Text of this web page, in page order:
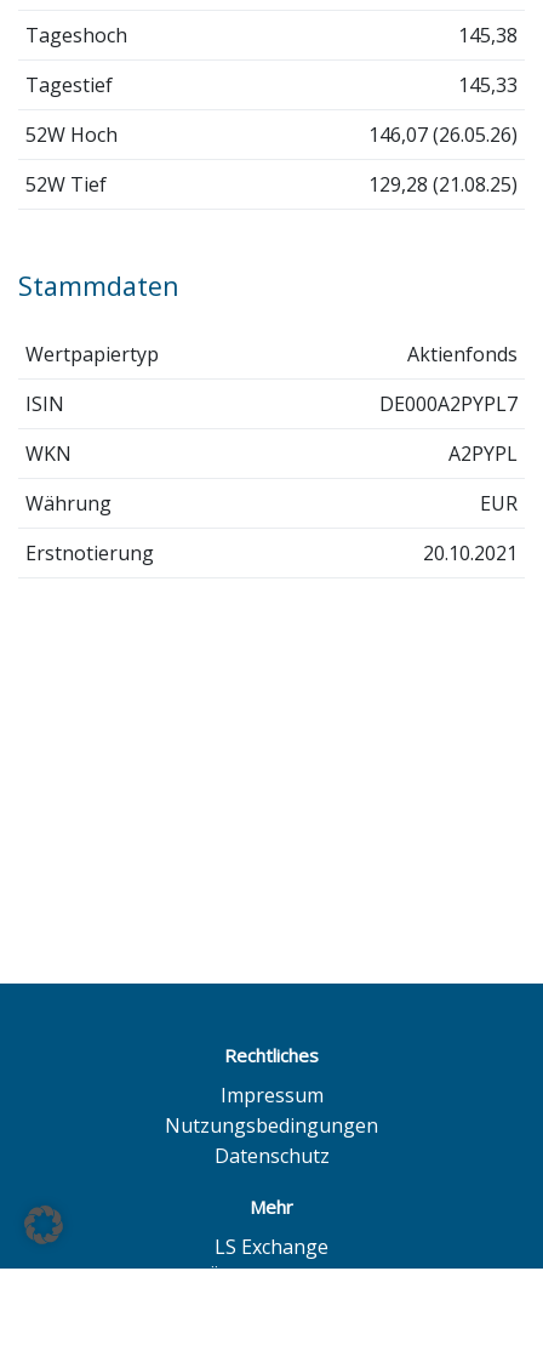
Tageshoch
145,38
Tagestief
145,33
52W Hoch
146,07 (26.05.26)
52W Tief
129,28 (21.08.25)
Stammdaten
Wertpapiertyp
Aktienfonds
ISIN
DE000A2PYPL7
WKN
A2PYPL
Währung
EUR
Erstnotierung
20.10.2021
Rechtliches
Impressum
Nutzungsbedingungen
Datenschutz
Mehr
LS Exchange
BÖAG Börsen AG